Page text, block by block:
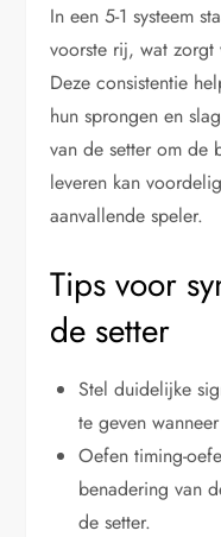
In een 5-1 systeem
voorste rij, wat zorgt
Deze consistentie
hun sprongen en
van de setter om de
leveren kan
aanvallende speler.
Tips voor
de setter
Stel duidelijke
te geven
Oefen timing-
benadering van
de setter.